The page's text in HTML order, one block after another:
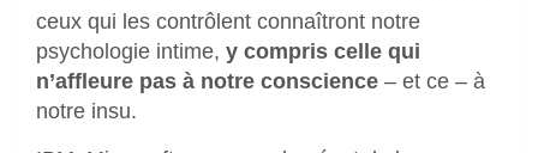
ceux qui les contrôlent connaîtront notre
psychologie intime, y compris celle qui
n’affleure pas à notre conscience – et ce – à
notre insu.